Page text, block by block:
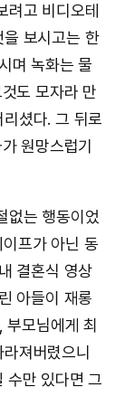
고 비디오테
보시고는 한
며 녹화는 물
도 모자라 만
셨다. 그 뒤로
원망스럽기
없는 행동이었
프가 아닌 동
결혼식 영상
아들이 재롱
모님에게 최
져버렸으니
수만 있다면 그